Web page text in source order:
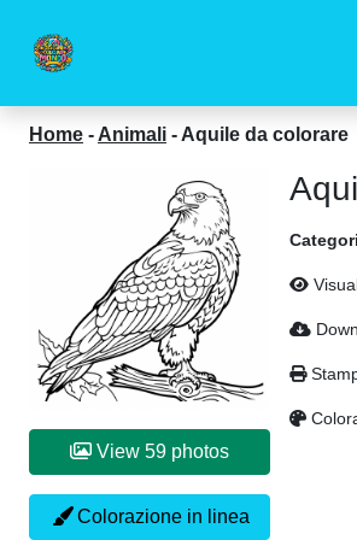
Home - Animali - Aquile da colorare
View 59 photos
Colorazione in linea